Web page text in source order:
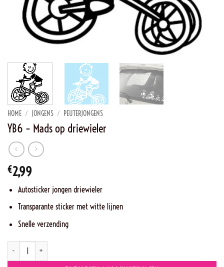
HOME / JONGENS / PEUTERJONGENS
YB6 – Mads op driewieler
€2,99
Autosticker jongen driewieler
Transparante sticker met witte lijnen
Snelle verzending
YB6 - Mads op driewieler aantal